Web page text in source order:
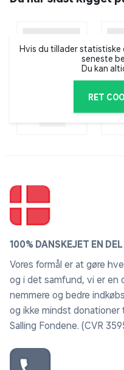
Materiale: Aluminium
Hvis du tillader statistiske
seneste
Du kan
RET
100% DANSKEJET EN
Vores formål er at gøre
og i det samfund, vi er en
nemmere og bedre
og ikke mindst donationer
Salling Fondene. (CVR